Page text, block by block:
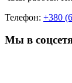
Телефон: +380
Мы в